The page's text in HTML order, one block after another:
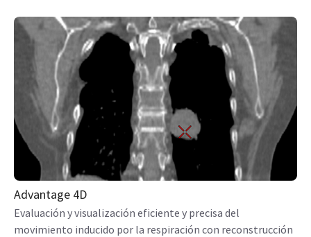
Advantage 4D
Evaluación y visualización eficiente y precisa del
movimiento inducido por la respiración con reconstrucción